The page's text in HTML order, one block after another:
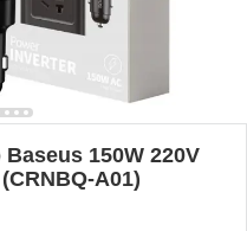
150W 220V
A01)